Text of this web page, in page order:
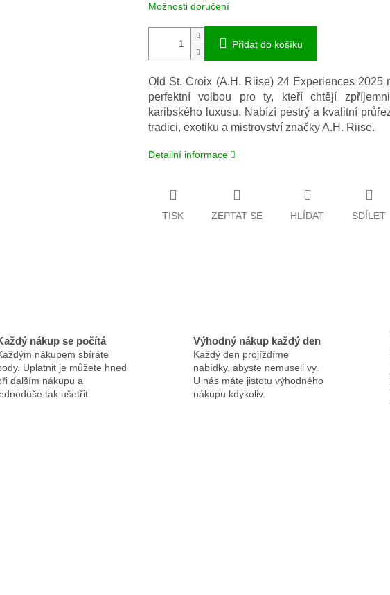
Možnosti doručení
Přidat do košíku
Old St. Croix (A.H. Riise) 24 Experiences 2025
perfektní volbou pro ty, kteří chtějí
karibského luxusu. Nabízí pestrý a kvalitní
tradici, exotiku a mistrovství značky A.H. Riise.
Detailní informace
TISK ZEPTAT SE HLÍDAT SDÍLET
nákup se počítá
nákupem sbíráte
Uplatnit je můžete hned
dalším nákupu a
tak ušetřit.
Výhodný nákup každý den
Každý den projíždíme
nabídky, abyste nemuseli vy.
U nás máte jistotu výhodného
nákupu kdykoliv.